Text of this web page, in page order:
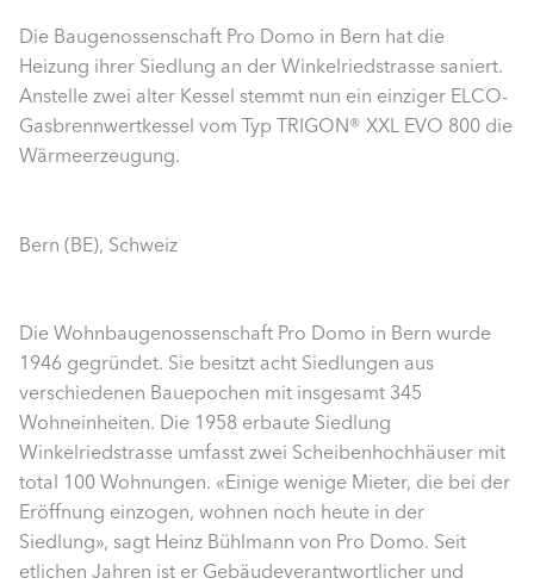
Die Baugenossenschaft Pro Domo in Bern hat die
Heizung ihrer Siedlung an der Winkelriedstrasse saniert.
Anstelle zwei alter Kessel stemmt nun ein einziger ELCO-
Gasbrennwertkessel vom Typ TRIGON® XXL EVO 800 die
Wärmeerzeugung.
Bern (BE), Schweiz
Die Wohnbaugenossenschaft Pro Domo in Bern wurde
1946 gegründet. Sie besitzt acht Siedlungen aus
verschiedenen Bauepochen mit insgesamt 345
Wohneinheiten. Die 1958 erbaute Siedlung
Winkelriedstrasse umfasst zwei Scheibenhochhäuser mit
total 100 Wohnungen. «Einige wenige Mieter, die bei der
Eröffnung einzogen, wohnen noch heute in der
Siedlung», sagt Heinz Bühlmann von Pro Domo. Seit
etlichen Jahren ist er Gebäudeverantwortlicher und